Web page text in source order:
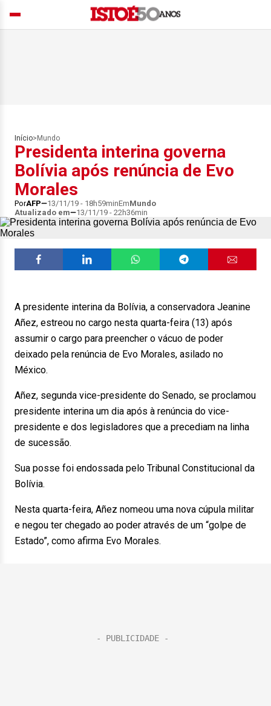
Início> Mundo
Presidenta interina governa
Bolívia após renúncia de Evo
Morales
PorAFP 13/11/19 - 18h59minEmMundo
Atualizado em
13/11/19 - 22h36min
A presidente interina da Bolívia, a conservadora Jeanine
Añez, estreou no cargo nesta quarta-feira (13) após
assumir o cargo para preencher o vácuo de poder
deixado pela renúncia de Evo Morales, asilado no
México.
Añez, segunda vice-presidente do Senado, se proclamou
presidente interina um dia após à renúncia do vice-
presidente e dos legisladores que a precediam na linha
de sucessão.
Sua posse foi endossada pelo Tribunal Constitucional da
Bolívia.
Nesta quarta-feira, Añez nomeou uma nova cúpula militar
e negou ter chegado ao poder através de um “golpe de
Estado”, como afirma Evo Morales.